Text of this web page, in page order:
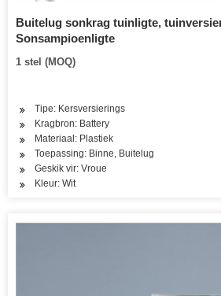
Buitelug sonkrag tuinligte,
Sonsampioenligte
1 stel (MOQ)
Tipe: Kersversierings
Kragbron: Battery
Materiaal: Plastiek
Toepassing: Binne, Buitelug
Geskik vir: Vroue
Kleur: Wit